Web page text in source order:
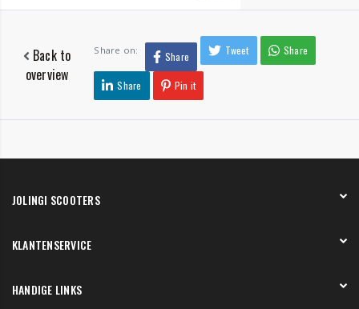
Back to
overview
Share on: Share Tweet Share
Share Pin it
JOLINGI SCOOTERS
Onze showroom
KLANTENSERVICE
Verzending en bezorging
HANDIGE LINKS